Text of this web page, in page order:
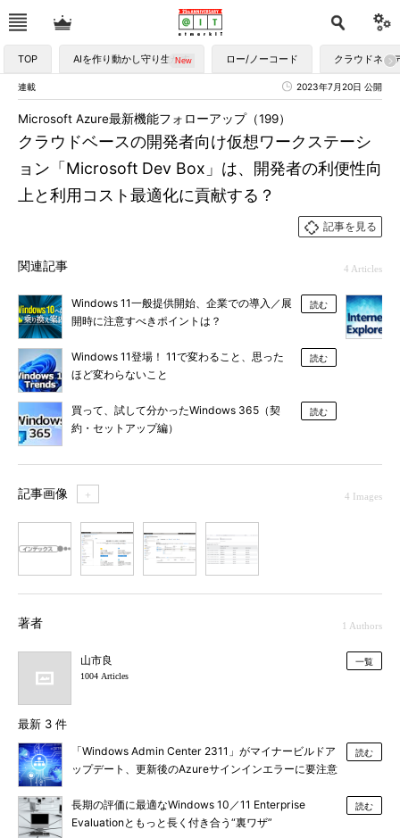
TOP AIを作り動かし守り生かす ロー/ノーコード クラウドネイ
連載 2023年7月20日 公開
クラウドベースの開発者向け仮想ワークステーシ
ョン「Microsoft Dev Box」は、開発者の利便性向
上と利用コスト最適化に貢献する？
Microsoft Azure最新機能フォローアップ（199）
記事を見る
関連記事 4 Articles
Windows 11一般提供開始、企業での導入／展
開時に注意すべきポイントは？
読む
Windows 11登場！ 11で変わること、思った
ほど変わらないこと
読む
買って、試して分かったWindows 365（契
約・セットアップ編）
読む
記事画像 ＋ 4 Images
著者 1 Authors
山市良
1004 Articles
一覧
最新 3 件
「Windows Admin Center 2311」がマイナービルドア
ップデート、更新後のAzureサインインエラーに要注意
読む
長期の評価に最適なWindows 10／11 Enterprise
Evaluationともっと長く付き合う“裏ワザ”
読む